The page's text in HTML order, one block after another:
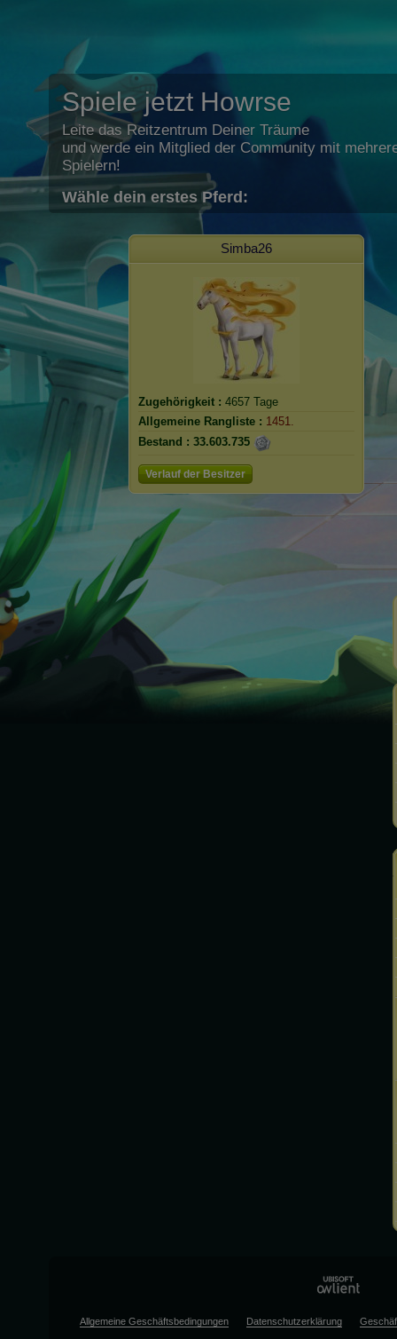
Spiele jetzt Howrse
Leite das Reitzentrum Deiner Träume
und werde ein Mitglied der Community mit
Spielern!
Wähle dein erstes Pferd:
Simba26
Zugehörigkeit : 4657 Tage
Allgemeine Rangliste : 1451.
Bestand : 33.603.735
Verlauf der Besitzer
Allgemeine Geschäftsbedingungen Datenschutzerklärung